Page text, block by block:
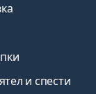
и спести